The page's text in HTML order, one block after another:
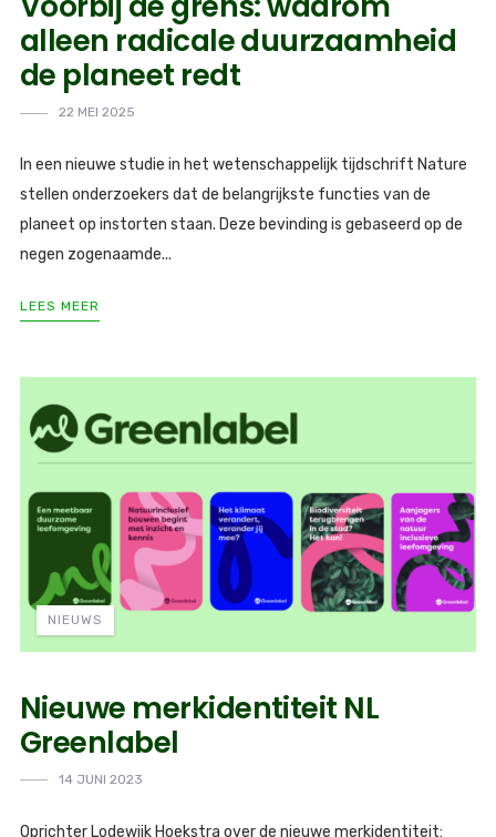
alleen radicale duurzaamheid
de planeet redt
22 MEI 2025
In een nieuwe studie in het wetenschappelijk tijdschrift Nature
stellen onderzoekers dat de belangrijkste functies van de
planeet op instorten staan. Deze bevinding is gebaseerd op de
negen zogenaamde...
LEES MEER
NIEUWS
Nieuwe merkidentiteit NL
Greenlabel
14 JUNI 2023
Oprichter Lodewijk Hoekstra over de nieuwe merkidentiteit: